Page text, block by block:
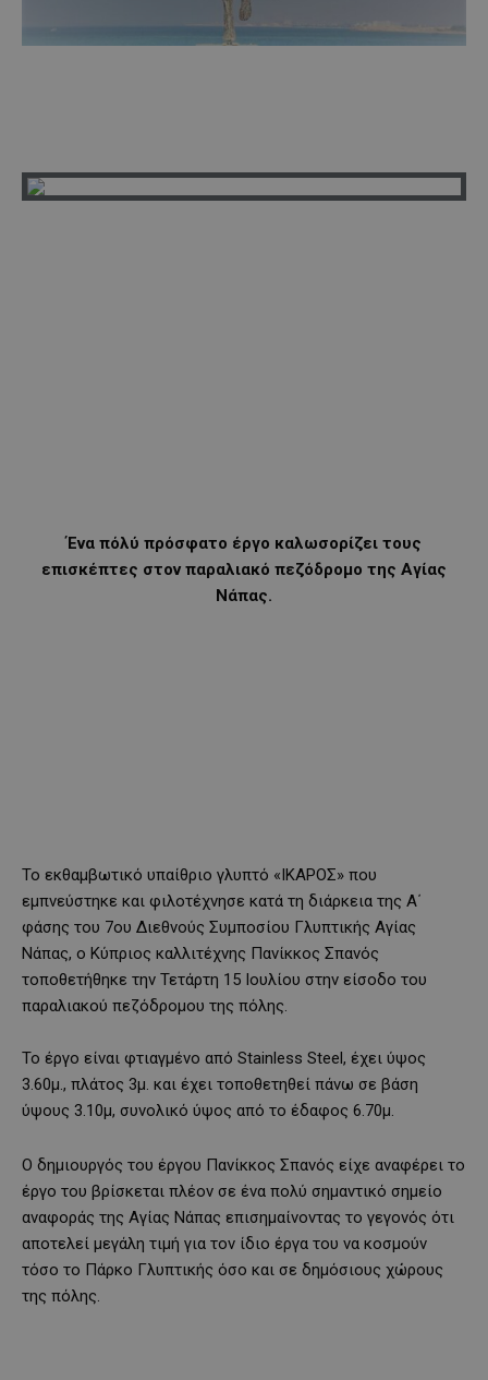
Ένα πόλύ πρόσφατο έργο καλωσορίζει τους
επισκέπτες στον παραλιακό πεζόδρομο της Αγίας
Νάπας.
To εκθαμβωτικό υπαίθριο γλυπτό «ΙΚΑΡΟΣ» που
εμπνεύστηκε και φιλοτέχνησε κατά τη διάρκεια της Α΄
φάσης του 7ου Διεθνούς Συμποσίου Γλυπτικής Αγίας
Νάπας, ο Κύπριος καλλιτέχνης Πανίκκος Σπανός
τοποθετήθηκε την Τετάρτη 15 Ιουλίου στην είσοδο του
παραλιακού πεζόδρομου της πόλης.
Το έργο είναι φτιαγμένο από Stainless Steel, έχει ύψος
3.60μ., πλάτος 3μ. και έχει τοποθετηθεί πάνω σε βάση
ύψους 3.10μ, συνολικό ύψος από το έδαφος 6.70μ.
O δημιουργός του έργου Πανίκκος Σπανός είχε αναφέρει το
έργο του βρίσκεται πλέον σε ένα πολύ σημαντικό σημείο
αναφοράς της Αγίας Νάπας επισημαίνοντας το γεγονός ότι
αποτελεί μεγάλη τιμή για τον ίδιο έργα του να κοσμούν
τόσο το Πάρκο Γλυπτικής όσο και σε δημόσιους χώρους
της πόλης.